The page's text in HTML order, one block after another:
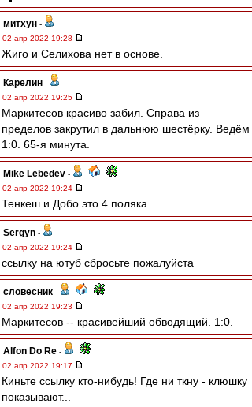
митхун -
02 апр 2022 19:28
Жиго и Селихова нет в основе.
Карелин -
02 апр 2022 19:25
Маркитесов красиво забил. Справа из
пределов закрутил в дальнюю шестёрку. Ведём
1:0. 65-я минута.
Mike Lebedev -
02 апр 2022 19:24
Тенкеш и Добо это 4 поляка
Sergyn -
02 апр 2022 19:24
ссылку на ютуб сбросьте пожалуйста
словесник -
02 апр 2022 19:23
Маркитесов -- красивейший обводящий. 1:0.
Alfon Do Re -
02 апр 2022 19:17
Киньте ссылку кто-нибудь! Где ни ткну - клюшку
показывают...